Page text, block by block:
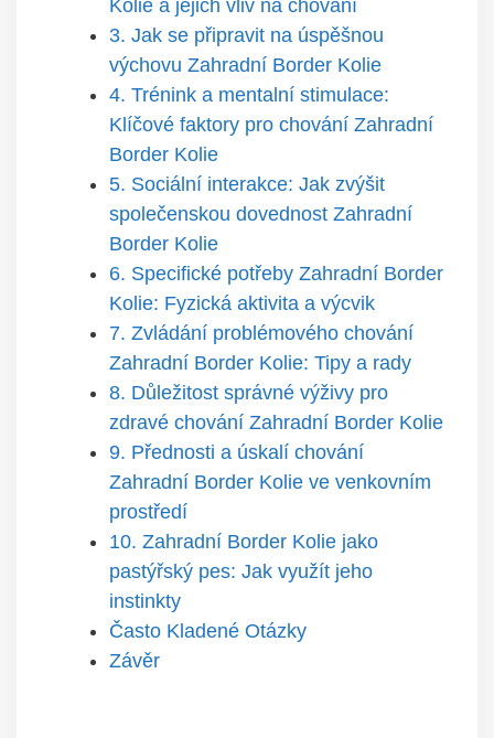
Kolie a jejich vliv na chování
3. Jak se připravit na úspěšnou
výchovu Zahradní Border Kolie
4. Trénink a mentalní stimulace:
Klíčové faktory pro chování Zahradní
Border Kolie
5. Sociální interakce: Jak zvýšit
společenskou dovednost Zahradní
Border Kolie
6. Specifické potřeby Zahradní Border
Kolie: Fyzická aktivita a výcvik
7. Zvládání problémového chování
Zahradní Border Kolie: Tipy a rady
8. Důležitost správné výživy pro
zdravé chování Zahradní Border Kolie
9. Přednosti a úskalí chování
Zahradní Border Kolie ve venkovním
prostředí
10. Zahradní Border Kolie jako
pastýřský pes: Jak využít jeho
instinkty
Často Kladené Otázky
Závěr